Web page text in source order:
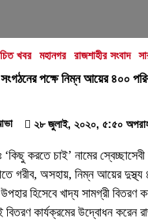
খবর মহানগর রাজশাহীর সংবাদ
পক্ষে নিম্ন আয়ের ৪০০
২৮ জুলাই, ২০২০, ৫:৫০
‘কিছু করতে চাই’ নামের
গরীব, অসহায়, নিম্ন আয়ের
হিসেবে খাদ্য সামগ্রী বিতরণ
বিতরণ কার্যক্রমের উদ্বোধন করেন